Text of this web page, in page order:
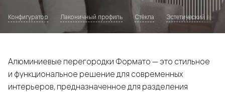
Конфигуратор Лаконичный профиль Стёкла Эстетический
Алюминиевые перегородки Формато — это стильное
и функциональное решение для современных
интерьеров, предназначенное для разделения